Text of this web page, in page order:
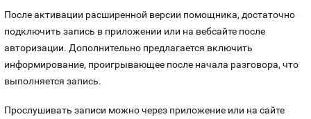
После активации расширенной версии помощника, достаточно
подключить запись в приложении или на вебсайте после
авторизации. Дополнительно предлагается включить
информирование, проигрывающее после начала разговора, что
выполняется запись.
Прослушивать записи можно через приложение или на сайте